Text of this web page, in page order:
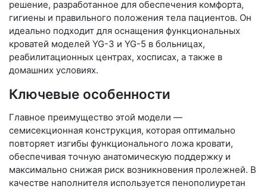
решение, разработанное для обеспечения комфорта,
гигиены и правильного положения тела пациентов. Он
идеально подходит для оснащения функциональных
кроватей моделей YG-3 и YG-5 в больницах,
реабилитационных центрах, хосписах, а также в
домашних условиях.
Ключевые особенности
Главное преимущество этой модели —
семисекционная конструкция, которая оптимально
повторяет изгибы функционального ложа кровати,
обеспечивая точную анатомическую поддержку и
максимально снижая риск возникновения пролежней. В
качестве наполнителя используется пенополиуретан